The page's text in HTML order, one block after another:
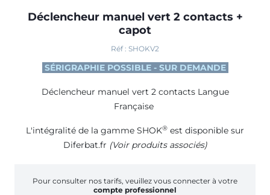
Déclencheur manuel vert 2 contacts +
capot
Réf : SHOKV2
SÉRIGRAPHIE POSSIBLE - SUR DEMANDE
Déclencheur manuel vert 2 contacts Langue
Française
L'intégralité de la gamme SHOK® est disponible sur
Diferbat.fr (Voir produits associés)
Pour consulter nos tarifs, veuillez vous connecter à votre
compte professionnel